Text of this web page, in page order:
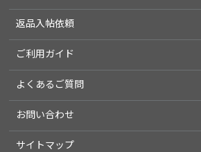
返品入帖依頼
ご利用ガイド
よくあるご質問
お問い合わせ
サイトマップ